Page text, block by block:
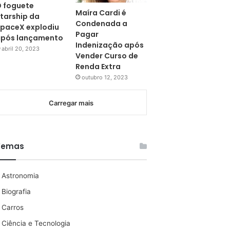
foguete
da
explodiu
lançamento
abril 20, 2023
Maíra Cardi é
Condenada a
Pagar
Indenização após
Vender Curso de
Renda Extra
outubro 12, 2023
Carregar mais
Astronomia
Biografia
Carros
Ciência e Tecnologia